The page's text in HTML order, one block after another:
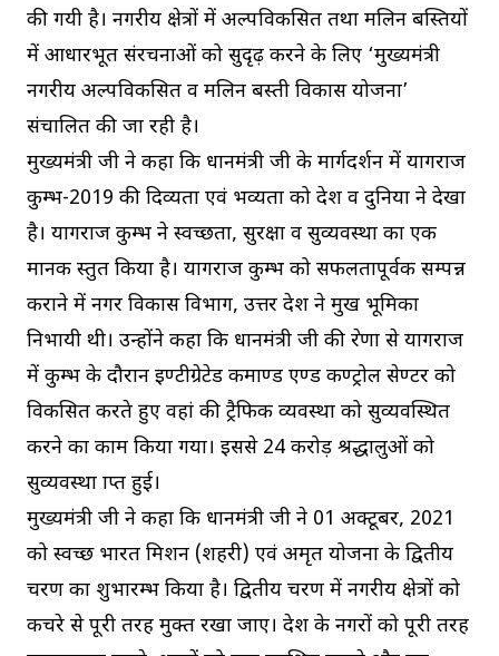
की गयी है। नगरीय क्षेत्रों में अल्पविकसित तथा मलिन बस्तियों
में आधारभूत संरचनाओं को सुदृढ़ करने के लिए ‘मुख्यमंत्री
नगरीय अल्पविकसित व मलिन बस्ती विकास योजना’
संचालित की जा रही है।
मुख्यमंत्री जी ने कहा कि प्रधानमंत्री जी के मार्गदर्शन में प्रयागराज
कुम्भ-2019 की दिव्यता एवं भव्यता को देश व दुनिया ने देखा
है। प्रयागराज कुम्भ ने स्वच्छता, सुरक्षा व सुव्यवस्था का एक
मानक प्रस्तुत किया है। प्रयागराज कुम्भ को सफलतापूर्वक सम्पन्न
कराने में नगर विकास विभाग, उत्तर प्रदेश ने प्रमुख भूमिका
निभायी थी। उन्होंने कहा कि प्रधानमंत्री जी की प्रेरणा से प्रयागराज
में कुम्भ के दौरान इण्टीग्रेटेड कमाण्ड एण्ड कण्ट्रोल सेण्टर को
विकसित करते हुए वहां की ट्रैफिक व्यवस्था को सुव्यवस्थित
करने का काम किया गया। इससे 24 करोड़ श्रद्धालुओं को
सुव्यवस्था प्राप्त हुई।
मुख्यमंत्री जी ने कहा कि प्रधानमंत्री जी ने 01 अक्टूबर, 2021
को स्वच्छ भारत मिशन (शहरी) एवं अमृत योजना के द्वितीय
चरण का शुभारम्भ किया है। द्वितीय चरण में नगरीय क्षेत्रों को
कचरे से पूरी तरह मुक्त रखा जाए। प्रदेश के नगरों को पूरी तरह